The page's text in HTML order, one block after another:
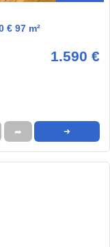
€ 97 m²
1.590 €
➦ ➜